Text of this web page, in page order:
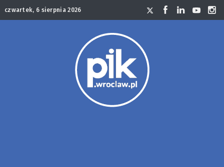
czwartek, 6 sierpnia 2026